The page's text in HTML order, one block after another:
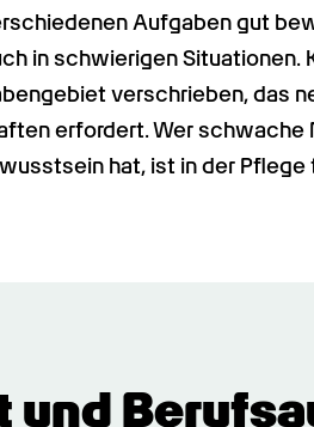
Aufgaben gut
in schwierigen Situationen.
verschrieben, das
erfordert. Wer schwache
hat, ist in der Pflege